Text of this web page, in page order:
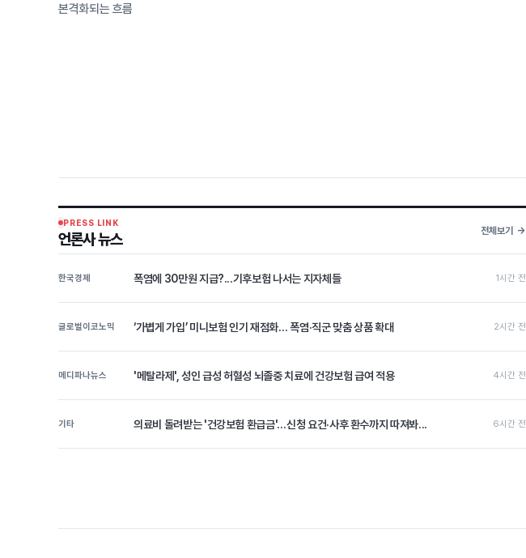
본격화되는 흐름
PRESS LINK
언론사 뉴스 전체보기
한국경제 폭염에 30만원 지급?...기후보험 나서는 지자체들 1시간 전
글로벌이코노믹 ‘가볍게 가입’ 미니보험 인기 재점화… 폭염·직군 맞춤 상품 확대 2시간 전
메디파나뉴스 '메탈라제', 성인 급성 허혈성 뇌졸중 치료에 건강보험 급여 적용 4시간 전
기타 의료비 돌려받는 '건강보험 환급금'…신청 요건·사후 환수까지 따져봐... 6시간 전